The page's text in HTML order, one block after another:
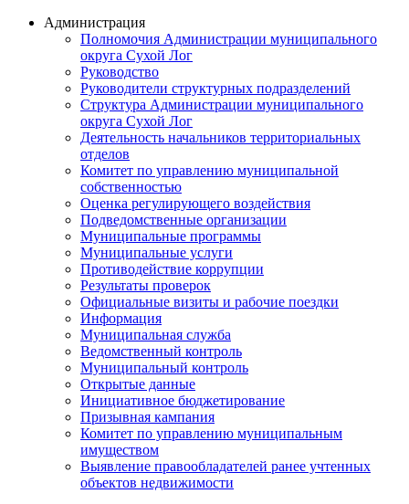
Администрация
Полномочия Администрации муниципального
округа Сухой Лог
Руководство
Руководители структурных подразделений
Структура Администрации муниципального
округа Сухой Лог
Деятельность начальников территориальных
отделов
Комитет по управлению муниципальной
собственностью
Оценка регулирующего воздействия
Подведомственные организации
Муниципальные программы
Муниципальные услуги
Противодействие коррупции
Результаты проверок
Официальные визиты и рабочие поездки
Информация
Муниципальная служба
Ведомственный контроль
Муниципальный контроль
Открытые данные
Инициативное бюджетирование
Призывная кампания
Комитет по управлению муниципальным
имуществом
Выявление правообладателей ранее учтенных
объектов недвижимости